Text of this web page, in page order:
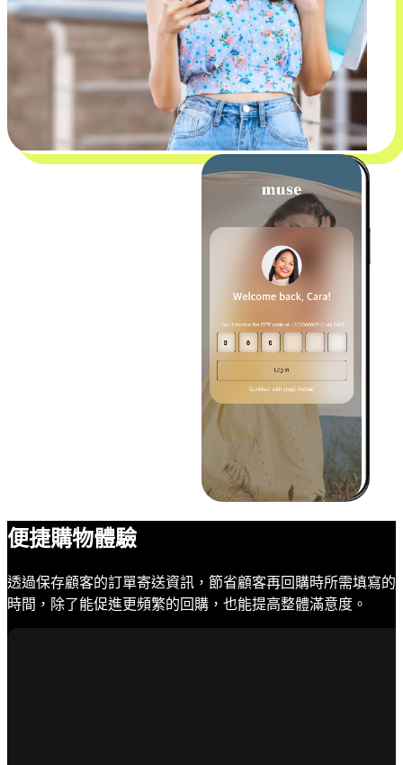
便捷購物體驗
透過保存顧客的訂單寄送資訊，節省顧客再回購時所需填寫的
時間，除了能促進更頻繁的回購，也能提高整體滿意度。